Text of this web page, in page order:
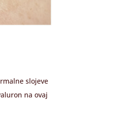
slojeve
na ovaj